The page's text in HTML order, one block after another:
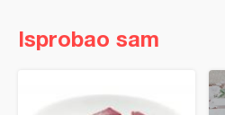
Isprobao sam